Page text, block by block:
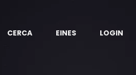
CERCA EINES LOGIN